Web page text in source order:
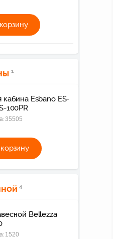
1
кабина Esbano ES-
100PR
35505
4
Bellezza
1520